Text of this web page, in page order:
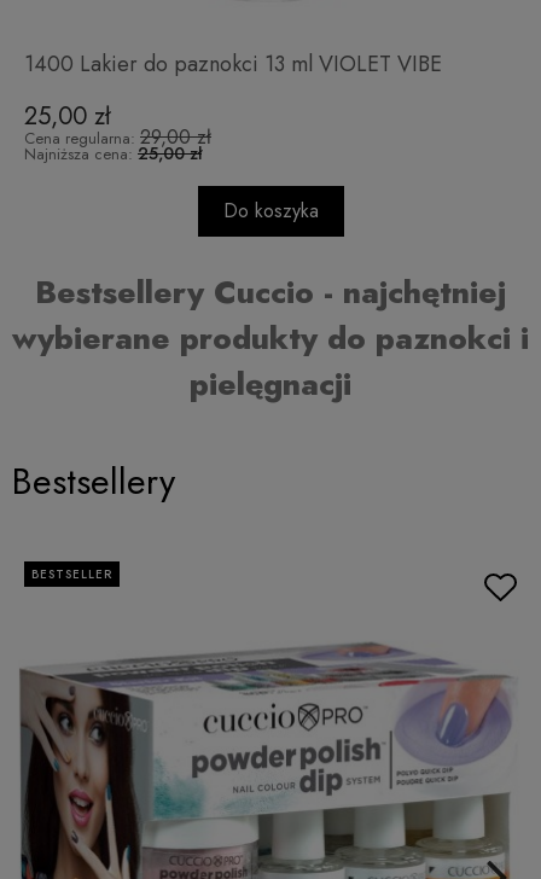
1400 Lakier do paznokci 13 ml VIOLET VIBE
25,00 zł
Cena regularna: 29,00 zł
Najniższa cena: 25,00 zł
Do koszyka
Bestsellery Cuccio - najchętniej
wybierane produkty do paznokci i
pielęgnacji
Bestsellery
BESTSELLER